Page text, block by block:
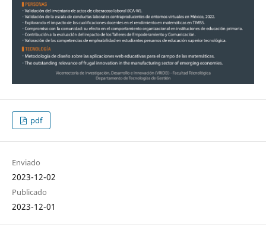
pdf
Enviado
2023-12-02
Publicado
2023-12-01